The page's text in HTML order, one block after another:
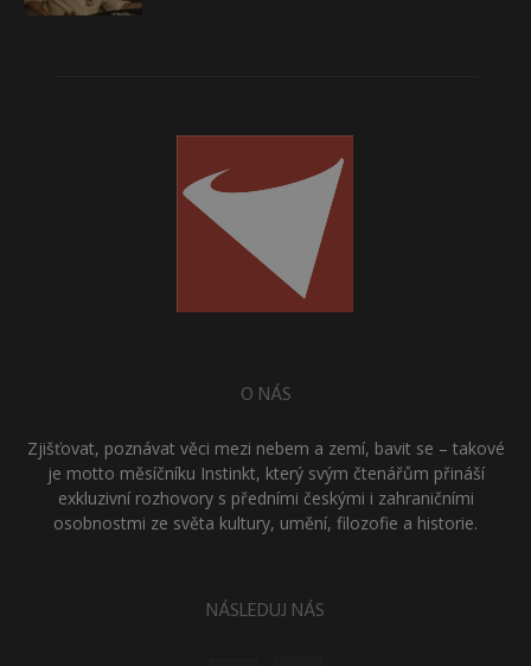
O NÁS
Zjišťovat, poznávat věci mezi nebem a zemí, bavit se – takové
je motto měsíčníku Instinkt, který svým čtenářům přináší
exkluzivní rozhovory s předními českými i zahraničními
osobnostmi ze světa kultury, umění, filozofie a historie.
NÁSLEDUJ NÁS